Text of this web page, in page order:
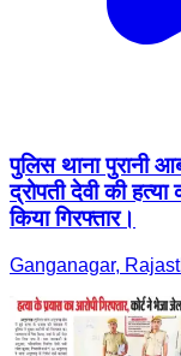
पुलिस थाना पुरानी
द्रोपती देवी की
किया गिरफ्तार।
Ganganagar,